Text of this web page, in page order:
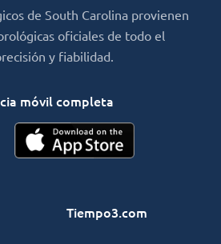
de South Carolina provienen
oficiales de todo el
y fiabilidad.
móvil completa
Tiempo3.com